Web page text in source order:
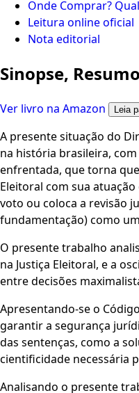
Onde Comprar?
Leitura online oficial
Nota editorial
Sinopse,
Ver livro na Amazon Leia
A presente situação do
na história brasileira,
enfrentada, que torna
Eleitoral com sua
voto ou coloca a revisão
fundamentação) como
O presente trabalho
na Justiça Eleitoral, e a
entre decisões
Apresentando-se o
garantir a segurança
das sentenças, como a
cientificidade necessária
Analisando o presente